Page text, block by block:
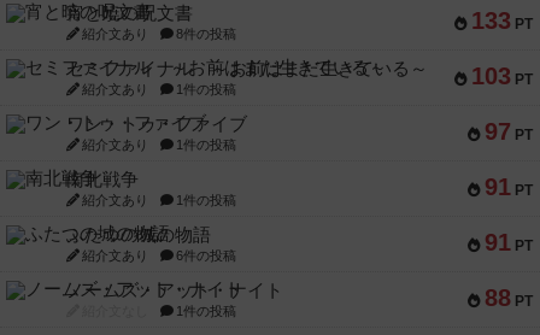
133 PT
宵と暁の呪文書
紹介文あり 8件の投稿
103 PT
セミファイナル ～お前はまだ生きている～
紹介文あり 1件の投稿
97 PT
ワン・トゥ・ファイブ
紹介文あり 1件の投稿
91 PT
南北戦争
紹介文あり 1件の投稿
91 PT
ふたつの城の物語
紹介文あり 6件の投稿
88 PT
ノームズ・アット・ナイト
1件の投稿